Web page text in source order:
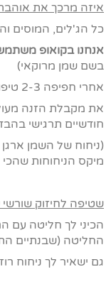
איזה מרכך את
כל הג'לים, המוסים
אנחנו בקואופ
בשם שמן מרוקאי)
אחרי חפיפה 2-3 טיפות לשיער קצר ו7-10 טיפות לשיער ארוך.
את מקבלת הזנה
חודשיים תרגישי
(ניחוח של השמן ארגן
מיקס הניחוחות שהכי
שטיפה לחיזוק שורשי
הכיני לך חליטה עם
החליטה (שבנתיים
גם ישאיר לך ניחוח